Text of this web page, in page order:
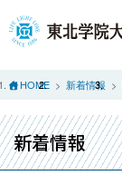
HOME 新着情報
新着情報